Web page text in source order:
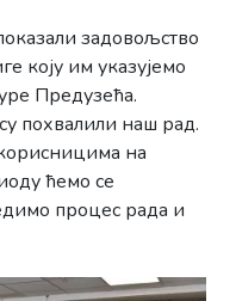
задовољство
коју им указујемо
Предузећа.
похвалили наш рад.
на
ћемо се
процес рада и